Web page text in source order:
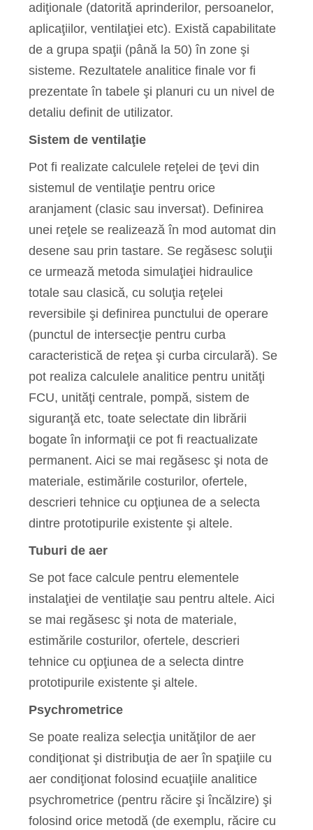
adiţionale (datorită aprinderilor, persoanelor,
aplicaţiilor, ventilaţiei etc). Există capabilitate
de a grupa spaţii (până la 50) în zone şi
sisteme. Rezultatele analitice finale vor fi
prezentate în tabele şi planuri cu un nivel de
detaliu definit de utilizator.
Sistem de ventilaţie
Pot fi realizate calculele reţelei de ţevi din
sistemul de ventilaţie pentru orice
aranjament (clasic sau inversat). Definirea
unei reţele se realizează în mod automat din
desene sau prin tastare. Se regăsesc soluţii
ce urmează metoda simulaţiei hidraulice
totale sau clasică, cu soluţia reţelei
reversibile şi definirea punctului de operare
(punctul de intersecţie pentru curba
caracteristică de reţea şi curba circulară). Se
pot realiza calculele analitice pentru unităţi
FCU, unităţi centrale, pompă, sistem de
siguranţă etc, toate selectate din librării
bogate în informaţii ce pot fi reactualizate
permanent. Aici se mai regăsesc şi nota de
materiale, estimările costurilor, ofertele,
descrieri tehnice cu opţiunea de a selecta
dintre prototipurile existente şi altele.
Tuburi de aer
Se pot face calcule pentru elementele
instalaţiei de ventilaţie sau pentru altele. Aici
se mai regăsesc şi nota de materiale,
estimările costurilor, ofertele, descrieri
tehnice cu opţiunea de a selecta dintre
prototipurile existente şi altele.
Psychrometrice
Se poate realiza selecţia unităţilor de aer
condiţionat şi distribuţia de aer în spaţiile cu
aer condiţionat folosind ecuaţiile analitice
psychrometrice (pentru răcire şi încălzire) şi
folosind orice metodă (de exemplu, răcire cu